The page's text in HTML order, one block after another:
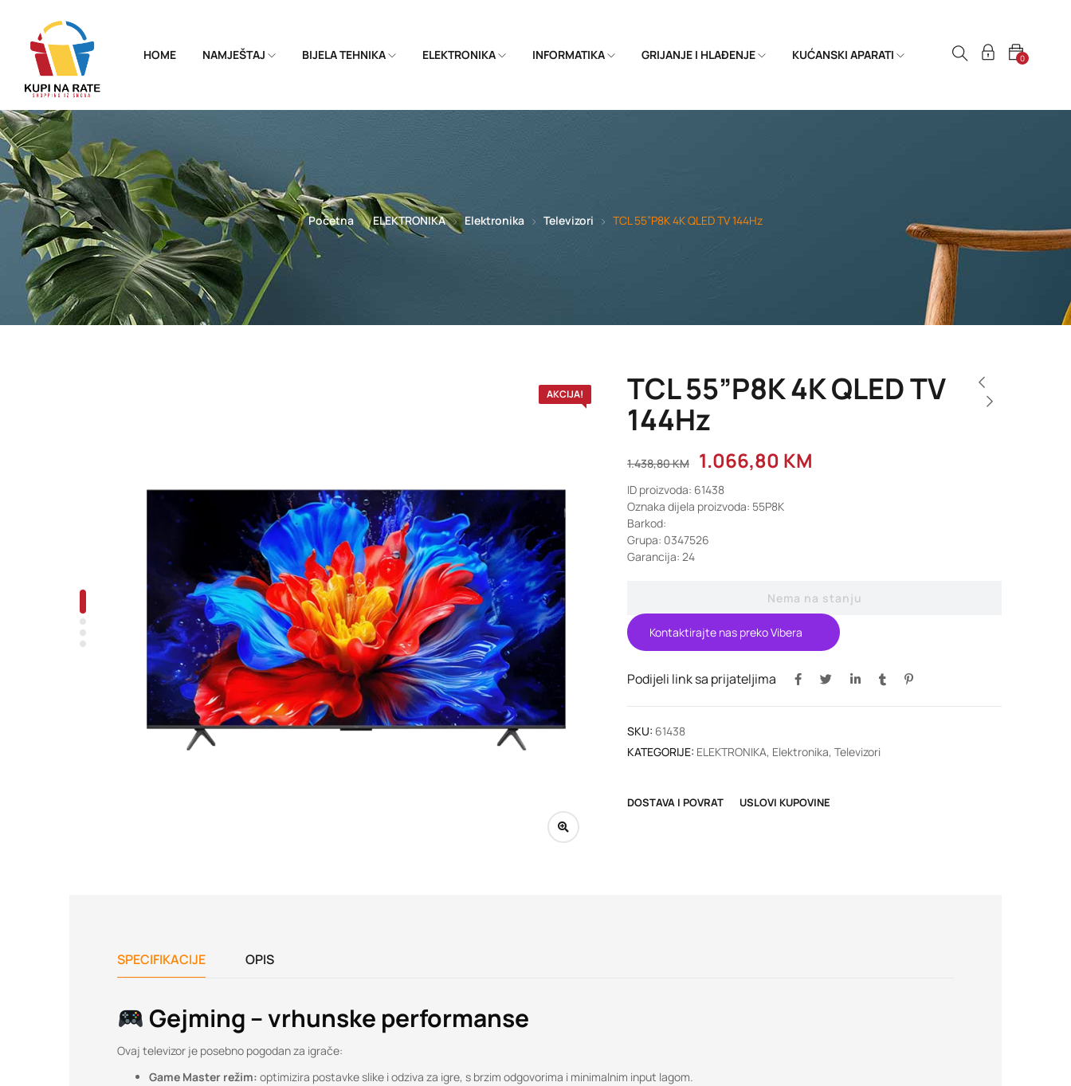
HOME NAMJEŠTAJ BIJELA TEHNIKA ELEKTRONIKA INFORMATIKA GRIJANJE I HLAĐENJE KUĆANSKI APARATI 0
Početna ELEKTRONIKA Elektronika Televizori TCL 55”P8K 4K QLED TV 144Hz
AKCIJA! TCL 55”P8K 4K QLED TV
144Hz
1.438,80KM 1.066,80 KM
ID proizvoda: 61438
Oznaka dijela proizvoda: 55P8K
Barkod:
Grupa: 0347526
Garancija: 24
Nema na stanju
Kontaktirajte nas preko Vibera
Podijeli link sa prijateljima
SKU: 61438
KATEGORIJE: ELEKTRONIKA, Elektronika, Televizori
DOSTAVA I POVRAT USLOVI KUPOVINE
SPECIFIKACIJE OPIS
Gejming – vrhunske performanse
Ovaj televizor je posebno pogodan za igrače:
Game Master režim: optimizira postavke slike i odziva za igre, s brzim odgovorima i minimalnim input lagom.